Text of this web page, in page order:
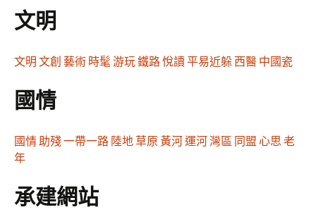
文明
文明 文創 藝術 時髦 游玩鐵路悅讀平易近躲 西醫 中國瓷
國情
國情助殘一帶一路 陸地草原 黃河運河灣區 同盟 心思 老
年
承建網站